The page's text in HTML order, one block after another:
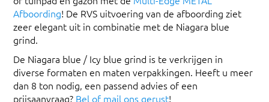
Afboording! De RVS uitvoering van de afboording ziet
zeer elegant uit in combinatie met de Niagara blue
grind.
De Niagara blue / Icy blue grind is te verkrijgen in
diverse formaten en maten verpakkingen. Heeft u meer
dan 8 ton nodig, een passend advies of een
prijsaanvraag? Bel of mail ons gerust!